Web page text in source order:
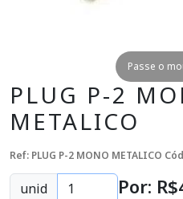
Passe o
PLUG P-2
METALICO
Ref: PLUG P-2 MONO METALICO
unid Por: R$